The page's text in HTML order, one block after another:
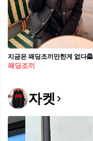
지금은 패딩조끼만한게 없다🦺⁠
패딩조끼
자켓